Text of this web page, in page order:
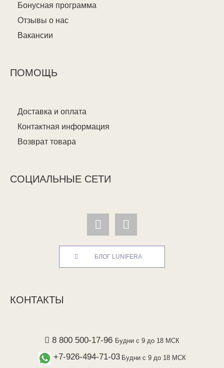
Бонусная программа
Отзывы о нас
Вакансии
ПОМОЩЬ
Доставка и оплата
Контактная информация
Возврат товара
СОЦИАЛЬНЫЕ СЕТИ
БЛОГ LUNIFERA
КОНТАКТЫ
8 800 500-17-96 Будни с 9 до 18 МСК
+7-926-494-71-03 Будни с 9 до 18 МСК